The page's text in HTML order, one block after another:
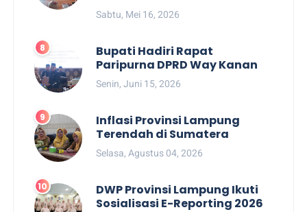
Sabtu, Mei 16, 2026
Bupati Hadiri Rapat
Paripurna DPRD Way Kanan
Senin, Juni 15, 2026
Inflasi Provinsi Lampung
Terendah di Sumatera
Selasa, Agustus 04, 2026
DWP Provinsi Lampung Ikuti
Sosialisasi E-Reporting 2026